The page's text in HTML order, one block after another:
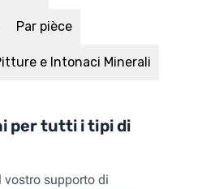
Par pièce
e Intonaci Minerali
per tutti i tipi di
vostro supporto di